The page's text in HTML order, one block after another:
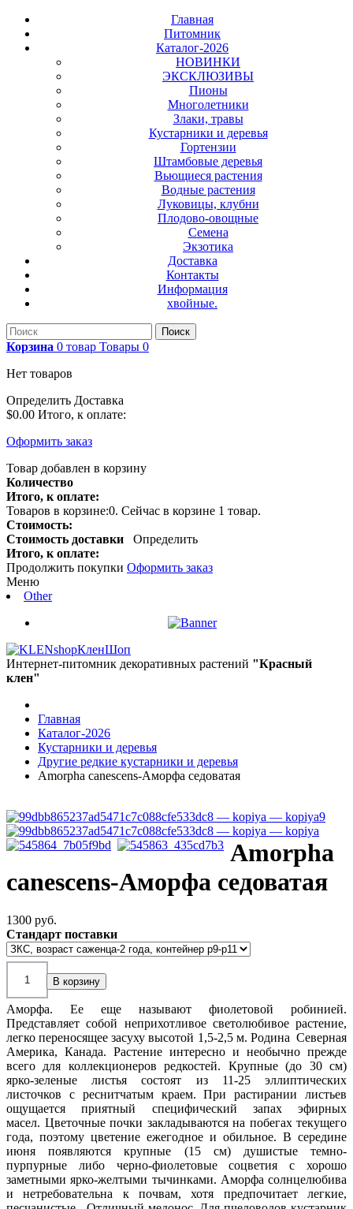
Главная
Питомник
Каталог-2026
НОВИНКИ
ЭКСКЛЮЗИВЫ
Пионы
Многолетники
Злаки, травы
Кустарники и деревья
Гортензии
Штамбовые деревья
Вьющиеся растения
Водные растения
Луковицы, клубни
Плодово-овощные
Семена
Экзотика
Доставка
Контакты
Информация
хвойные.
Поиск
Корзина 0 товар Товары 0
Нет товаров
Определить Доставка
$0.00 Итого, к оплате:
Оформить заказ
Товар добавлен в корзину
Количество
Итого, к оплате:
Товаров в корзине:0. Сейчас в корзине 1 товар.
Стоимость:
Стоимость доставки
Определить
Итого, к оплате:
Продолжить покупки Оформить заказ
Меню
Other
КленШоп
Интернет-питомник декоративных растений "Красный
клен"
Главная
Каталог-2026
Кустарники и деревья
Другие редкие кустарники и деревья
Amorpha canescens-Аморфа седоватая
Amorpha
canescens-Аморфа седоватая
1300 pуб.
Стандарт поставки
Аморфа. Ее еще называют фиолетовой робинией.
Представляет собой неприхотливое светолюбивое растение,
легко переносящее засуху высотой 1,5-2,5 м. Родина Северная
Америка, Канада. Растение интересно и необычно прежде
всего для коллекционеров редкостей. Крупные (до 30 см)
ярко-зеленые листья состоят из 11-25 эллиптических
листочков с реснитчатым краем. При растирании листьев
ощущается приятный специфический запах эфирных
масел. Цветочные почки закладываются на побегах текущего
года, поэтому цветение ежегодное и обильное. В середине
июня появляются крупные (15 см) душистые темно-
пурпурные либо черно-фиолетовые соцветия с хорошо
заметными ярко-желтыми тычинками. Аморфа солнцелюбива
и нетребовательна к почвам, хотя предпочитает легкие,